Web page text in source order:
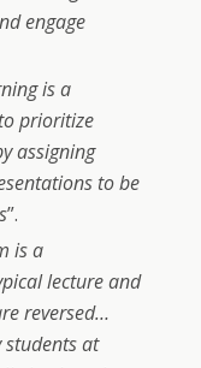
engage
is a
prioritize
assigning
to be
”.
is a
lecture and
reversed…
students at